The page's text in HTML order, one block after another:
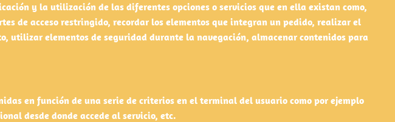
y la utilización de las diferentes opciones o servicios que en ella existan como,
de acceso restringido, recordar los elementos que integran un pedido, realizar el
utilizar elementos de seguridad durante la navegación, almacenar contenidos para
en función de una serie de criterios en el terminal del usuario como por ejemplo
desde donde accede al servicio, etc.